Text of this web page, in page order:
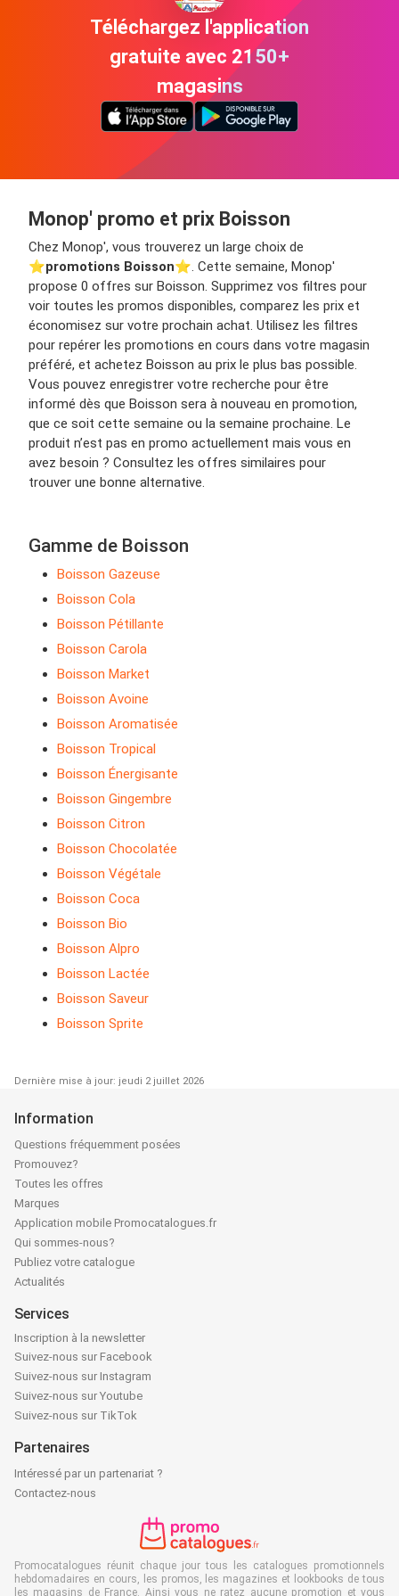
Téléchargez l'application
gratuite avec 2150+
magasins
Monop' promo et prix Boisson
Chez Monop', vous trouverez un large choix de
⭐️promotions Boisson⭐️. Cette semaine, Monop'
propose 0 offres sur Boisson. Supprimez vos filtres pour
voir toutes les promos disponibles, comparez les prix et
économisez sur votre prochain achat. Utilisez les filtres
pour repérer les promotions en cours dans votre magasin
préféré, et achetez Boisson au prix le plus bas possible.
Vous pouvez enregistrer votre recherche pour être
informé dès que Boisson sera à nouveau en promotion,
que ce soit cette semaine ou la semaine prochaine. Le
produit n’est pas en promo actuellement mais vous en
avez besoin ? Consultez les offres similaires pour
trouver une bonne alternative.
Gamme de Boisson
Boisson Gazeuse
Boisson Cola
Boisson Pétillante
Boisson Carola
Boisson Market
Boisson Avoine
Boisson Aromatisée
Boisson Tropical
Boisson Énergisante
Boisson Gingembre
Boisson Citron
Boisson Chocolatée
Boisson Végétale
Boisson Coca
Boisson Bio
Boisson Alpro
Boisson Lactée
Boisson Saveur
Boisson Sprite
Dernière mise à jour: jeudi 2 juillet 2026
Information
Questions fréquemment posées
Promouvez?
Toutes les offres
Marques
Application mobile Promocatalogues.fr
Qui sommes-nous?
Publiez votre catalogue
Actualités
Services
Inscription à la newsletter
Suivez-nous sur Facebook
Suivez-nous sur Instagram
Suivez-nous sur Youtube
Suivez-nous sur TikTok
Partenaires
Intéressé par un partenariat ?
Contactez-nous
Promocatalogues réunit chaque jour tous les catalogues promotionnels
hebdomadaires en cours, les promos, les magazines et lookbooks de tous
les magasins de France. Ainsi vous ne ratez aucune promotion et vous